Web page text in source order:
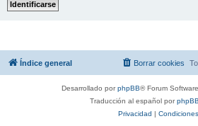
Índice general Borrar cookies
Desarrollado porphpBB® Forum
Traducción al español por
Privacidad
Condiciones